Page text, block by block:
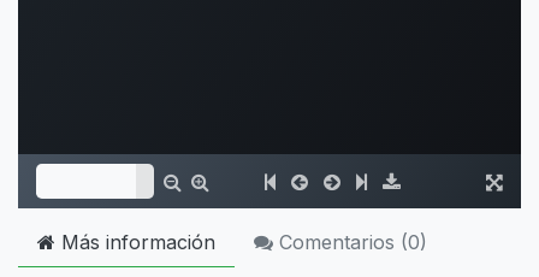
Más información Comentarios (0)